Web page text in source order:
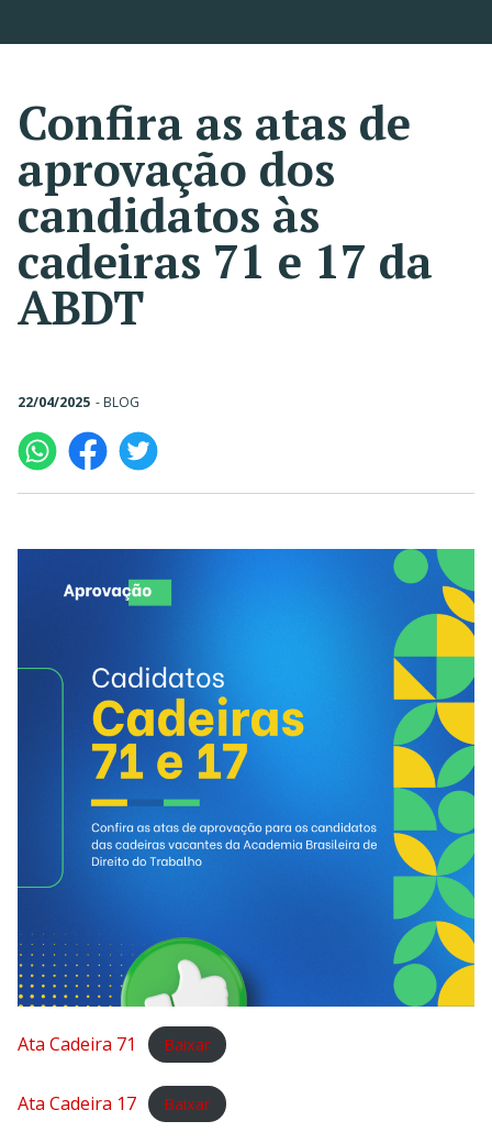
Confira as atas de
aprovação dos
candidatos às
cadeiras 71 e 17 da
ABDT
22/04/2025 - BLOG
Ata Cadeira 71 Baixar
Ata Cadeira 17 Baixar